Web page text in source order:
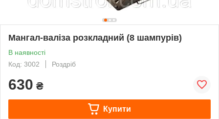
Мангал-валіза розкладний (8 шампурів)
В наявності
Код: 3002
Роздріб
630 ₴
Купити